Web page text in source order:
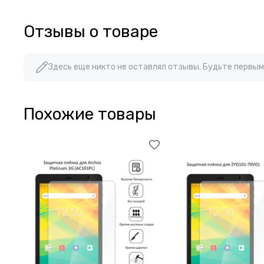
Отзывы о товаре
Здесь еще никто не оставлял отзывы. Будьте
Похожие товары